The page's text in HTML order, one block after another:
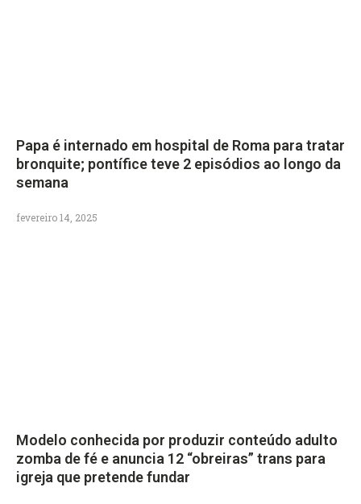
Papa é internado em hospital de Roma para tratar
bronquite; pontífice teve 2 episódios ao longo da
semana
fevereiro 14, 2025
Modelo conhecida por produzir conteúdo adulto
zomba de fé e anuncia 12 “obreiras” trans para
igreja que pretende fundar